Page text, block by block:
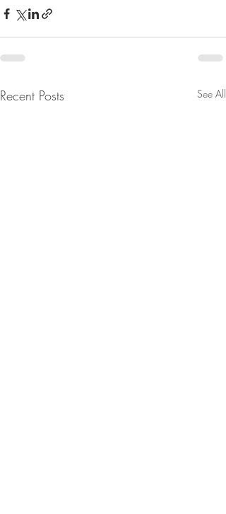
Recent Posts See All